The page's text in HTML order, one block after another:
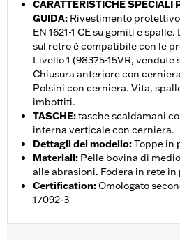
CARATTERISTICHE SPECIALI
GUIDA: Rivestimento
EN 1621-1 CE su gomiti e
sul retro è compatibile con le
Livello 1 (98375-15VR, vendute
Chiusura anteriore con
Polsini con cerniera. Vita,
imbottiti.
TASCHE:tasche scaldamani
interna verticale con cerniera.
Dettagli del modello:Toppe in
Materiali: Pelle bovina di
alle abrasioni. Fodera in rete in
Certification:Omologato
17092-3